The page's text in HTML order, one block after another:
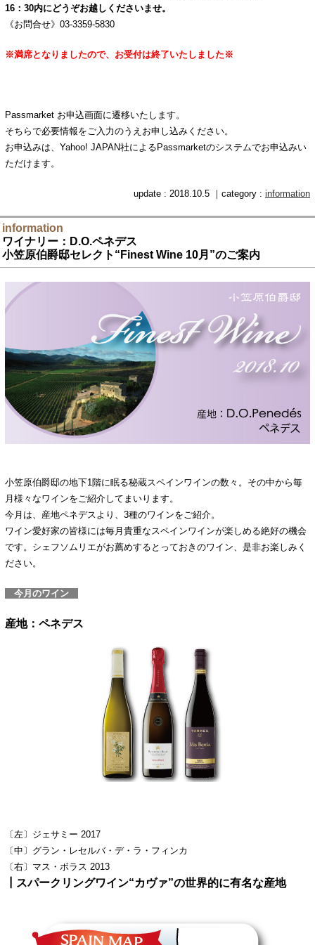
16：30内にどうぞお越しくださいませ。
《お問合せ》03-3359-5830
※満席となりましたので、お受付は終了いたしました※
Passmarket お申込画面に遷移いたします。
そちらで必要情報をご入力のうえお申し込みください。
お申込みは、Yahoo! JAPAN社によるPassmarketのシステムでお申込みい
ただけます。
update : 2018.10.5 ｜category : information
information
ワイナリー：D.O.ペネデス
小笠原伯爵邸セレクト“Finest Wine 10月”のご案内
小笠原伯爵邸の地下1階に眠る秘蔵スペインワインの数々。その中から毎
月様々なワインをご紹介してまいります。
今月は、産地ペネデスより、3種のワインをご紹介。
ワイン愛好家の皆様には毎月貴重なスペインワインが楽しめる絶好の機会
です。シェフソムリエがお薦めするとっておきのワイン、是非お楽しみく
ださい。
今月のワイン
産地：ペネデス
〔左〕ジェサミー 2017
〔中〕グラン・レセルバ・デ・ラ・フィンカ
〔右〕マス・ボラス 2013
┃スパークリングワイン“カヴァ”の世界的に有名な産地